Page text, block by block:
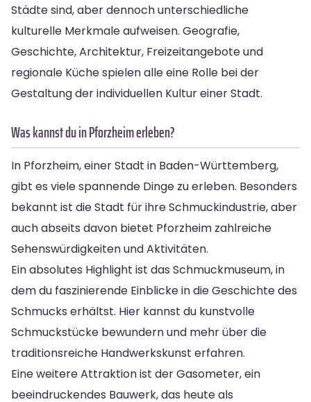
Städte sind, aber dennoch unterschiedliche
kulturelle Merkmale aufweisen. Geografie,
Geschichte, Architektur, Freizeitangebote und
regionale Küche spielen alle eine Rolle bei der
Gestaltung der individuellen Kultur einer Stadt.
Was kannst du in Pforzheim erleben?
In Pforzheim, einer Stadt in Baden-Württemberg,
gibt es viele spannende Dinge zu erleben. Besonders
bekannt ist die Stadt für ihre Schmuckindustrie, aber
auch abseits davon bietet Pforzheim zahlreiche
Sehenswürdigkeiten und Aktivitäten.
Ein absolutes Highlight ist das Schmuckmuseum, in
dem du faszinierende Einblicke in die Geschichte des
Schmucks erhältst. Hier kannst du kunstvolle
Schmuckstücke bewundern und mehr über die
traditionsreiche Handwerkskunst erfahren.
Eine weitere Attraktion ist der Gasometer, ein
beeindruckendes Bauwerk, das heute als